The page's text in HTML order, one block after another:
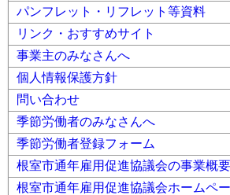
パンフレット・リフレット等資料
リンク・おすすめサイト
事業主のみなさんへ
個人情報保護方針
問い合わせ
季節労働者のみなさんへ
季節労働者登録フォーム
根室市通年雇用促進協議会の事業概要
根室市通年雇用促進協議会ホームペ